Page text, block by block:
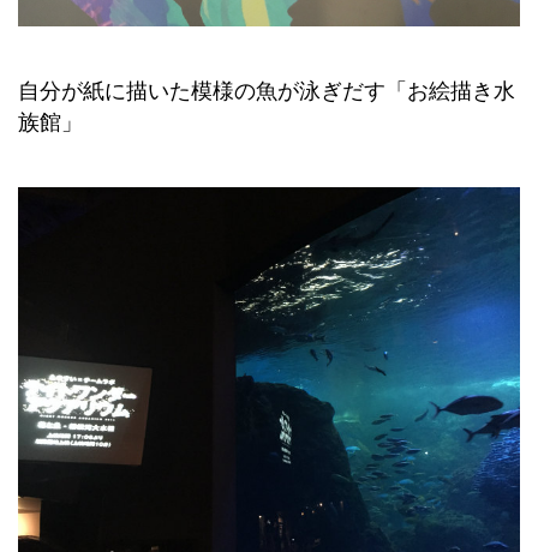
自分が紙に描いた模様の魚が泳ぎだす「お絵描き水
族館」